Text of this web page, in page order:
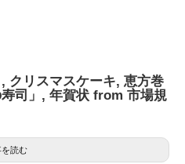
クリスマスケーキ, 恵方巻
司」, 年賀状 from 市場規
読む